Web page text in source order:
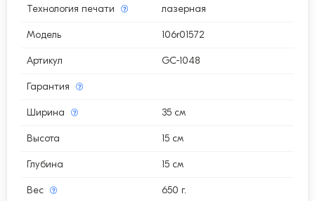
Технология печати лазерная
Модель 106r01572
Артикул GC-1048
Гарантия
Ширина 35 см
Высота 15 см
Глубина 15 см
Вес 650 г.